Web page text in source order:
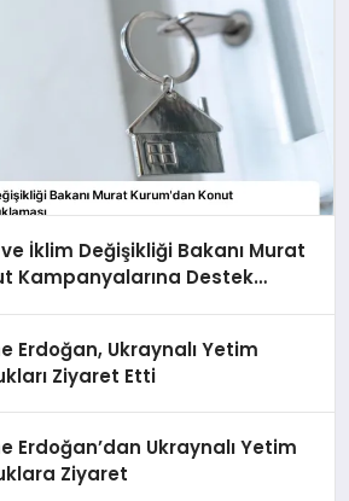
İklim Değişikliği Bakanı Murat
Kampanyalarına Destek
Erdoğan, Ukraynalı Yetim
Ziyaret Etti
Erdoğan’dan Ukraynalı Yetim
Ziyaret